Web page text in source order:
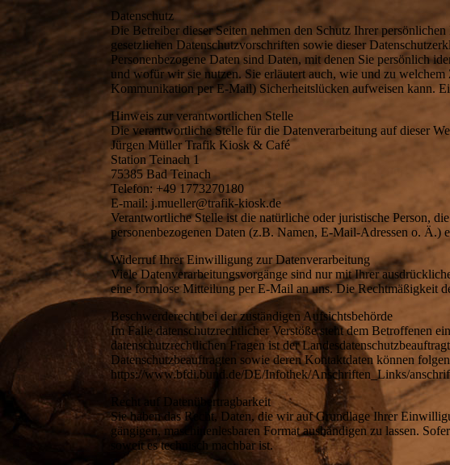
Datenschutz
Die Betreiber dieser Seiten nehmen den Schutz Ihrer
gesetzlichen Datenschutzvorschriften sowie dieser
Personenbezogene Daten sind Daten, mit denen Sie persönlich
und wofür wir sie nutzen. Sie erläutert auch, wie und zu
Kommunikation per E-Mail) Sicherheitslücken aufweisen kann.
Hinweis zur verantwortlichen Stelle
Die verantwortliche Stelle für die Datenverarbeitung auf dieser
Jürgen Müller Trafik Kiosk & Café
Station Teinach 1
75385 Bad Teinach
Telefon: +49 1773270180
E-mail: j.mueller@trafik-kiosk.de
Verantwortliche Stelle ist die natürliche oder juristische Person,
personenbezogenen Daten (z.B. Namen, E-Mail-Adressen o. Ä.)
Widerruf Ihrer Einwilligung zur Datenverarbeitung
Viele Datenverarbeitungsvorgänge sind nur mit Ihrer
eine formlose Mitteilung per E-Mail an uns. Die Rechtmäßigkeit
Beschwerderecht bei der zuständigen Aufsichtsbehörde
Im Falle datenschutzrechtlicher Verstöße steht dem Betroffenen
datenschutzrechtlichen Fragen ist der
Datenschutzbeauftragten sowie deren Kontaktdaten können
https://www.bfdi.bund.de/DE/Infothek/Anschriften_Links/
Recht auf Datenübertragbarkeit
Sie haben das Recht, Daten, die wir auf Grundlage Ihrer
gängigen, maschinenlesbaren Format aushändigen zu lassen.
soweit es technisch machbar ist.